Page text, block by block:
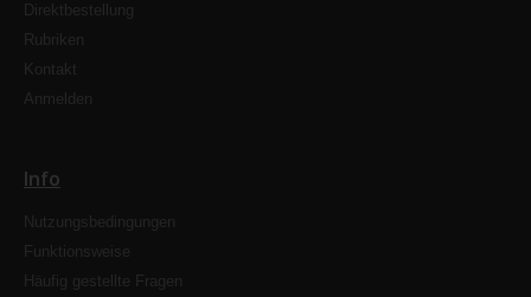
Direktbestellung
Rubriken
Kontakt
Anmelden
Info
Nutzungsbedingungen
Funktionsweise
Häufig gestellte Fragen